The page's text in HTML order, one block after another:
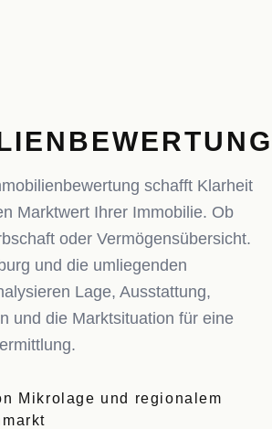
schafft Klarheit
Marktwert Ihrer Immobilie. Ob
oder Vermögensübersicht.
und die umliegenden
Lage, Ausstattung,
und die Marktsituation für eine
Mikrolage und regionalem